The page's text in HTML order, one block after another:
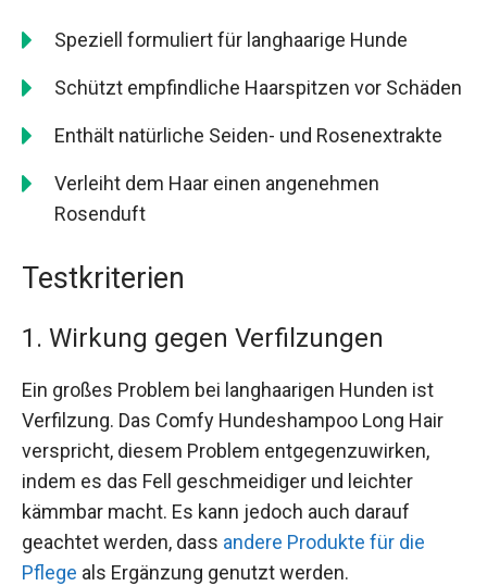
Speziell formuliert für langhaarige Hunde
Schützt empfindliche Haarspitzen vor Schäden
Enthält natürliche Seiden- und Rosenextrakte
Verleiht dem Haar einen angenehmen
Rosenduft
Testkriterien
1. Wirkung gegen Verfilzungen
Ein großes Problem bei langhaarigen Hunden ist
Verfilzung. Das Comfy Hundeshampoo Long Hair
verspricht, diesem Problem entgegenzuwirken,
indem es das Fell geschmeidiger und leichter
kämmbar macht. Es kann jedoch auch darauf
geachtet werden, dass andere Produkte für die
Pflege als Ergänzung genutzt werden.